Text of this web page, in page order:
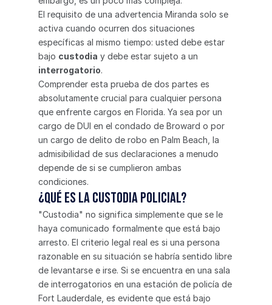
El requisito de una advertencia Miranda solo se
activa cuando ocurren dos situaciones
específicas al mismo tiempo: usted debe estar
bajo custodia
interrogatorio.
Comprender esta prueba de dos partes es
absolutamente crucial para cualquier persona
que enfrente cargos en Florida. Ya sea por un
cargo de DUI en el condado de Broward o por
un cargo de delito de robo en Palm Beach, la
admisibilidad de sus declaraciones a menudo
depende de si se cumplieron ambas
condiciones.
¿Qué es la custodia policial?
"Custodia" no significa simplemente que se le
haya comunicado formalmente que está bajo
arresto. El criterio legal real es si una persona
razonable en su situación se habría sentido libre
de levantarse e irse. Si se encuentra en una sala
de interrogatorios en una estación de policía de
Fort Lauderdale, es evidente que está bajo